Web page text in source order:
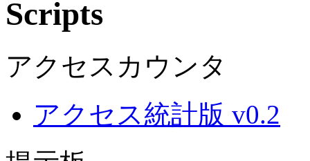
アクセスカウンタ
アクセス統計版 v0.2